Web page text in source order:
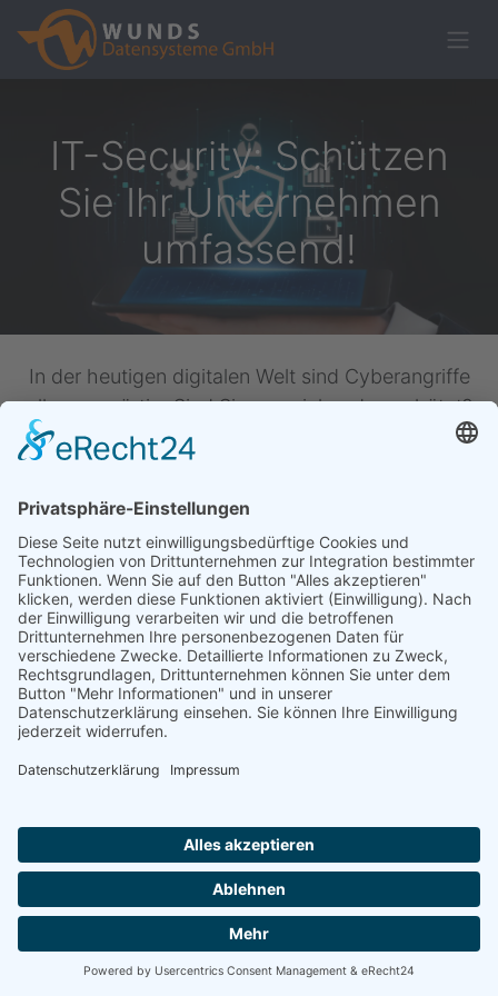
IT-Security: Schützen
Sie Ihr Unternehmen
umfassend!
In der heutigen digitalen Welt sind Cyberangriffe
allgegenwärtig. Sind Sie ausreichend geschützt?
Hacker, Phishing-Mails & Schadsoftware
Unsere Lösung:
Umfassende IT-Security-
Konzepte, die Bedrohungen erkennen, abwehren
und Ihr Unternehmen sicher halten.
🔹 Schutz vor externen Angriffen
🔹 Kontrolle über Geräte & Daten
🔹 Sicherheitsbewusstsein im Team stärken
🔹 Verschlüsselung sensibler Daten
🔹 Schutz vor Ransomware & unerwünschter
Software
Sichern Sie Ihr Unternehmen jetzt!
Mehr erfahren: https://wunds.net/it-security